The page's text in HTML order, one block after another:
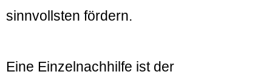
sinnvollsten fördern.
Eine Einzelnachhilfe ist der